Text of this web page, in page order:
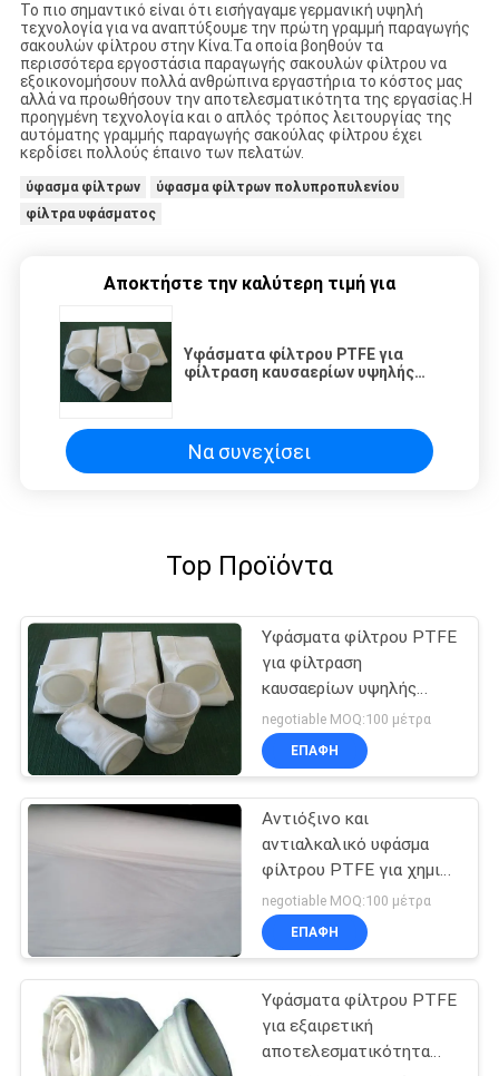
Το πιο σημαντικό είναι ότι εισήγαγαμε γερμανική υψηλή
τεχνολογία για να αναπτύξουμε την πρώτη γραμμή παραγωγής
σακουλών φίλτρου στην Κίνα.Τα οποία βοηθούν τα
περισσότερα εργοστάσια παραγωγής σακουλών φίλτρου να
εξοικονομήσουν πολλά ανθρώπινα εργαστήρια το κόστος μας
αλλά να προωθήσουν την αποτελεσματικότητα της εργασίας.Η
προηγμένη τεχνολογία και ο απλός τρόπος λειτουργίας της
αυτόματης γραμμής παραγωγής σακούλας φίλτρου έχει
κερδίσει πολλούς έπαινο των πελατών.
ύφασμα φίλτρων
ύφασμα φίλτρων πολυπροπυλενίου
φίλτρα υφάσματος
Αποκτήστε την καλύτερη τιμή για
Υφάσματα φίλτρου PTFE για
φίλτραση καυσαερίων υψηλής
Να συνεχίσει
Top Προϊόντα
Υφάσματα φίλτρου PTFE
για φίλτραση
καυσαερίων υψηλής
θερμοκρασίας
negotiable MOQ:100 μέτρα
ΕΠΑΦΉ
Αντιόξινο και
αντιαλκαλικό υφάσμα
φίλτρου PTFE για χημική
αντοχή και αντοχή
negotiable MOQ:100 μέτρα
ΕΠΑΦΉ
Υφάσματα φίλτρου PTFE
για εξαιρετική
αποτελεσματικότητα